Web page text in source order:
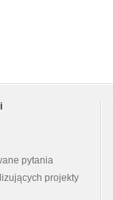
pytania
projekty